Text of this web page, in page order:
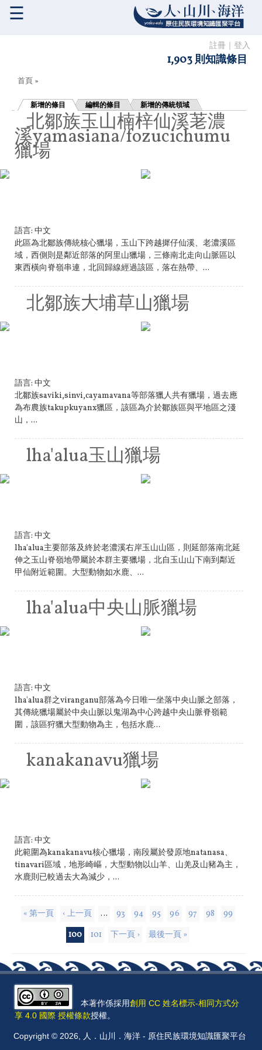
註冊 登入
1,903 則知識條目
☰
您在這裡
首頁 »
新增的條目 編輯的條目 新增的傳統領域
北鄒族玉山楠梓仙溪荖濃
溪yamasiana/fozucichumu
獵場
語言: 中文
此區為北鄒族傳統核心獵場，玉山下跨越摨仔仙溪、老濃溪區
域，西側則是鄰近部落的阿里山獵場，三條南北走向山脈區以
東西橫向脊嶺串連，北回歸線經過該區，落在熱帶、...
北鄒族大埔草山獵場
語言: 中文
北鄒族saviki,sinvi,cayamavana等部落獵人共有獵場，過去應
為布農族takupkuyanx獵區，該區為介於鄒族區與平地區之淺
山，...
lha'alua玉山獵場
語言: 中文
lha'alua主要部落及終於老濃溪右岸玉山山區，則延部落南北延
伸之玉山脊嶺地帶屬於本群主要獵場，北自玉山山下南到鄰近
甲仙附近範圍。大型動物如水鹿、...
lha'alua中央山脈獵場
語言: 中文
lha'alua群之viranganu部落為今日唯一坐落中央山脈之部落，
其傳統獵場屬於中央山脈以鬼湖為中心跨越中央山脈脊嶺範
圍，該區狩獵大型動物為主，包括水鹿...
kanakanavu獵場
語言: 中文
此範圍為kanakanavu核心獵場，南段屬於發原地natanasa、
tinavari區域，地形崎嶇，大型動物以山羊、山羌及山豬為主，
水鹿則已較過去大為減少，...
頁面
« 第一頁 ‹ 上一頁 … 93 94 95 96 97 98
99
100
101 下一頁 › 最後一頁 »
本著作係採用創用 CC 姓名標示-相同方式分
享 4.0 國際 授權條款授權。
Copyright © 2026, 人．山川．海洋 - 原住民族環境知識匯聚平台